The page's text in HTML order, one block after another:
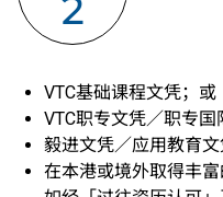
2
VTC基础课程文凭；或
VTC职专文凭／职专国
毅进文凭／应用教育
在本港或境外取得丰